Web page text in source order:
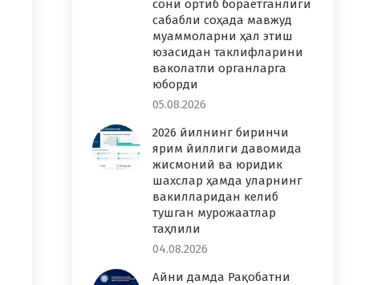
сони ортиб бораётганлиги
сабабли соҳада мавжуд
муаммоларни ҳал этиш
юзасидан таклифларини
ваколатли органларга
юборди
05.08.2026
2026 йилнинг биринчи
ярим йиллиги давомида
жисмоний ва юридик
шахслар ҳамда уларнинг
вакилларидан келиб
тушган мурожаатлар
таҳлили
04.08.2026
Айни дамда Рақобатни